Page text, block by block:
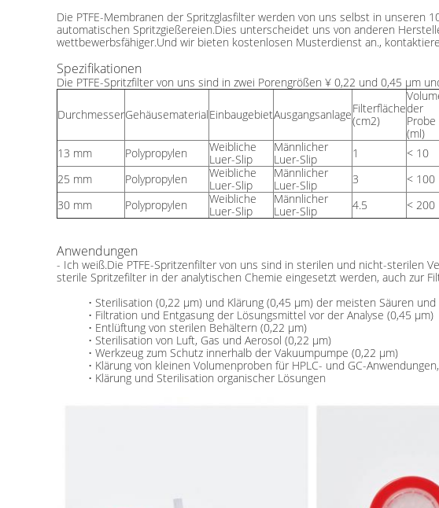
Die PTFE-Membranen der Spritzglasfilter werden von uns selbst in
automatischen Spritzgießereien.Dies unterscheidet uns von anderen
wettbewerbsfähiger.Und wir bieten kostenlosen Musterdienst an.,
Spezifikationen
Die PTFE-Spritzfilter von uns sind in zwei Porengrößen ¥ 0,22 und 0,45 μm
DurchmesserGehäusematerialEinbaugebietAusgangsanlageFilterfläche
(cm2)
der
Probe
(ml)
13 mm Polypropylen
Weibliche
Luer-Slip
Männlicher
Luer-Slip
1 < 10
25 mm
Polypropylen
Weibliche
Luer-Slip
Männlicher
Luer-Slip
3 < 100
30 mm
Polypropylen
Weibliche
Luer-Slip
Männlicher
Luer-Slip
4.5 < 200
Anwendungen
- Ich weiß.Die PTFE-Spritzenfilter von uns sind in sterilen und nicht-sterilen
sterile Spritzefilter in der analytischen Chemie eingesetzt werden, auch zur
• Sterilisation (0,22 μm) und Klärung (0,45 μm) der meisten Säuren
• Filtration und Entgasung der Lösungsmittel vor der Analyse (0,45 μm)
• Entlüftung von sterilen Behältern (0,22 μm)
• Sterilisation von Luft, Gas und Aerosol (0,22 μm)
• Werkzeug zum Schutz innerhalb der Vakuumpumpe (0,22 μm)
• Klärung von kleinen Volumenproben für HPLC- und GC-
• Klärung und Sterilisation organischer Lösungen